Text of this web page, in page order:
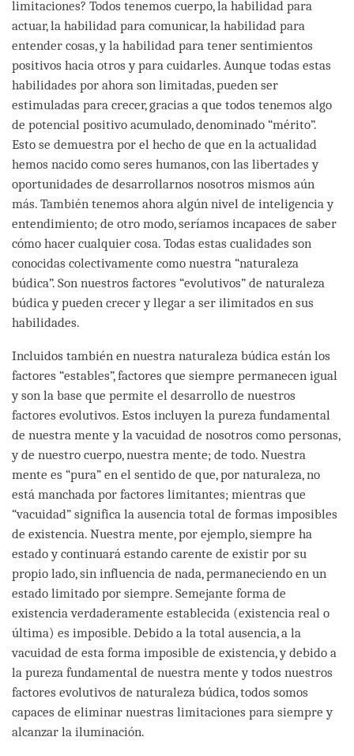
limitaciones? Todos tenemos cuerpo, la habilidad para
actuar, la habilidad para comunicar, la habilidad para
entender cosas, y la habilidad para tener sentimientos
positivos hacia otros y para cuidarles. Aunque todas estas
habilidades por ahora son limitadas, pueden ser
estimuladas para crecer, gracias a que todos tenemos algo
de potencial positivo acumulado, denominado “mérito”.
Esto se demuestra por el hecho de que en la actualidad
hemos nacido como seres humanos, con las libertades y
oportunidades de desarrollarnos nosotros mismos aún
más. También tenemos ahora algún nivel de inteligencia y
entendimiento; de otro modo, seríamos incapaces de saber
cómo hacer cualquier cosa. Todas estas cualidades son
conocidas colectivamente como nuestra “naturaleza
búdica”. Son nuestros factores “evolutivos” de naturaleza
búdica y pueden crecer y llegar a ser ilimitados en sus
habilidades.
Incluidos también en nuestra naturaleza búdica están los
factores “estables”, factores que siempre permanecen igual
y son la base que permite el desarrollo de nuestros
factores evolutivos. Estos incluyen la pureza fundamental
de nuestra mente y la vacuidad de nosotros como personas,
y de nuestro cuerpo, nuestra mente; de todo. Nuestra
mente es “pura” en el sentido de que, por naturaleza, no
está manchada por factores limitantes; mientras que
“vacuidad” significa la ausencia total de formas imposibles
de existencia. Nuestra mente, por ejemplo, siempre ha
estado y continuará estando carente de existir por su
propio lado, sin influencia de nada, permaneciendo en un
estado limitado por siempre. Semejante forma de
existencia verdaderamente establecida (existencia real o
última) es imposible. Debido a la total ausencia, a la
vacuidad de esta forma imposible de existencia, y debido a
la pureza fundamental de nuestra mente y todos nuestros
factores evolutivos de naturaleza búdica, todos somos
capaces de eliminar nuestras limitaciones para siempre y
alcanzar la iluminación.